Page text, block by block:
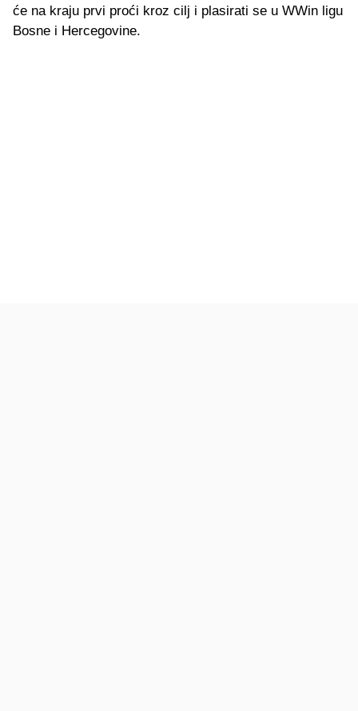
će na kraju prvi proći kroz cilj i plasirati se u WWin ligu
Bosne i Hercegovine.